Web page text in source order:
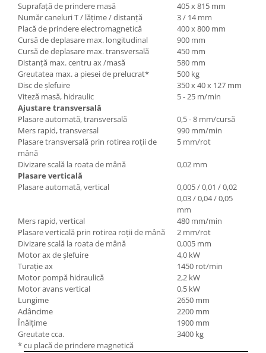
Standuri pentru strunguri
Instrumente de prindere
Dispozitive de prindere pentru
unelte
Elemente de prindere mecanică
Fălci pentru PHV / VHV
Menghine
Mese rotative / mese inclinabile /
Etape XY
Papusa mobila / con de centrare
Instrumente de masurare
Afisaj digital
Dispozitiv de testare
Indicatoare înălțime
Indicator cadran / Baze magnetice
Masurare
Micrometru
Micrometru de adancime
Micrometru de interior
Nivele
Palpatoare margine
Suprafaţă de prindere masă
405 x 815 mm
Număr caneluri T / lăţime / distanţă
3 / 14 mm
Placă de prindere electromagnetică
400 x 800 mm
Cursă de deplasare max. longitudinal
900 mm
Cursă de deplasare max. transversală
450 mm
Distanţă max. centru ax /masă
580 mm
Greutatea max. a piesei de prelucrat*
500 kg
Disc de şlefuire
350 x 40 x 127 mm
Viteză masă, hidraulic
5 - 25 m/min
Ajustare transversală
Plasare automată, transversală
0,5 - 8 mm/cursă
Mers rapid, transversal
990 mm/min
Plasare transversală prin rotirea roţii de
mână
5 mm/rot
Divizare scală la roata de mână
0,02 mm
Plasare verticală
Plasare automată, vertical
0,005 / 0,01 / 0,02
0,03 / 0,04 / 0,05
mm
Mers rapid, vertical
480 mm/min
Plasare verticală prin rotirea roţii de mână
2 mm/rot
Divizare scală la roata de mână
0,005 mm
Motor ax de şlefuire
4,0 kW
Turaţie ax
1450 rot/min
Motor pompă hidraulică
2,2 kW
Motor avans vertical
0,5 kW
Lungime
2650 mm
Adâncime
2200 mm
Înălţime
1900 mm
Greutate cca.
3400 kg
*cu placă de prindere magnetică